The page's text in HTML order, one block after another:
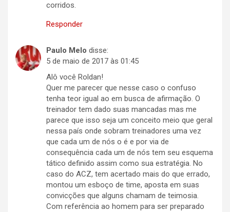
corridos.
Responder
Paulo Melo disse:
5 de maio de 2017 às 01:45
Alô você Roldan!
Quer me parecer que nesse caso o confuso
tenha teor igual ao em busca de afirmação. O
treinador tem dado suas mancadas mas me
parece que isso seja um conceito meio que geral
nessa país onde sobram treinadores uma vez
que cada um de nós o é e por via de
consequência cada um de nós tem seu esquema
tático definido assim como sua estratégia. No
caso do ACZ, tem acertado mais do que errado,
montou um esboço de time, aposta em suas
convicções que alguns chamam de teimosia.
Com referência ao homem para ser preparado